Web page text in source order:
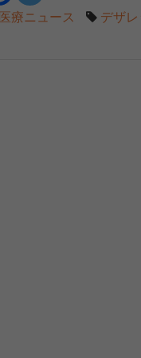
医療ニュース デザレ